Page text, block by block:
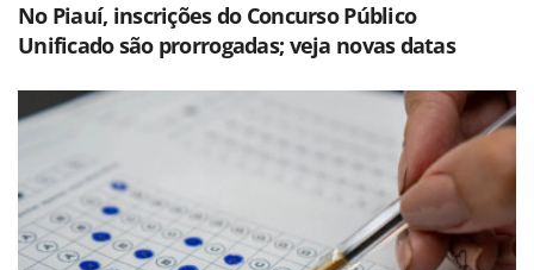
No Piauí, inscrições do Concurso Público
Unificado são prorrogadas; veja novas datas